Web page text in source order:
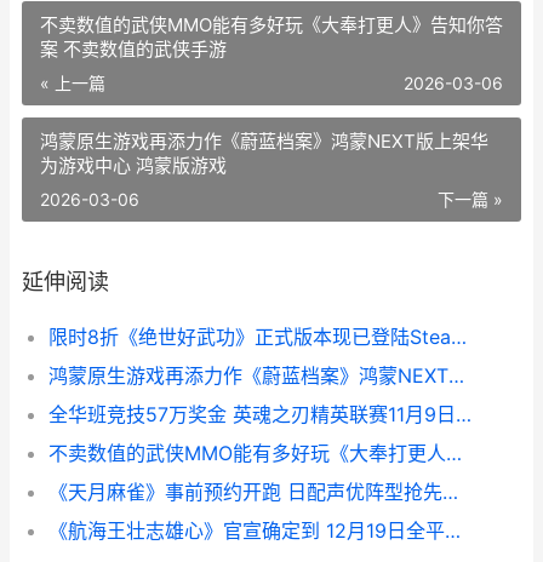
不卖数值的武侠MMO能有多好玩《大奉打更人》告知你答
案 不卖数值的武侠手游
« 上一篇 2026-03-06
鸿蒙原生游戏再添力作《蔚蓝档案》鸿蒙NEXT版上架华
为游戏中心 鸿蒙版游戏
下一篇 »
2026-03-06
延伸阅读
限时8折《绝世好武功》正式版本现已登陆Steam平台 手游绝世
鸿蒙原生游戏再添力作《蔚蓝档案》鸿蒙NEXT版上架华为游戏中心 鸿蒙版游戏
全华班竞技57万奖金 英魂之刃精英联赛11月9日正式开赛 全华班最好战绩
不卖数值的武侠MMO能有多好玩《大奉打更人》告知你答案 不卖数值的武侠手游
《天月麻雀》事前预约开跑 日配声优阵型抢先公开 天凤麻雀中文
《航海王壮志雄心》官宣确定到 12月19日全平台正式上线 航海王壮志雄心